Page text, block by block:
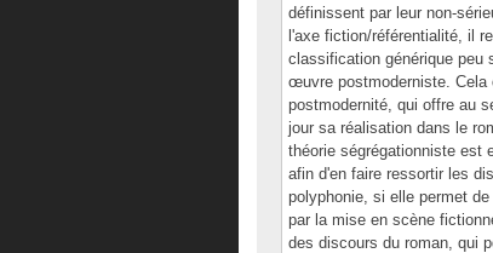
définissent par leur non-
l'axe fiction/référentialité, il
classification générique peu
œuvre postmoderniste. Cela
postmodernité, qui offre au
jour sa réalisation dans le
théorie ségrégationniste est
afin d'en faire ressortir les
polyphonie, si elle permet
par la mise en scène
des discours du roman, qui